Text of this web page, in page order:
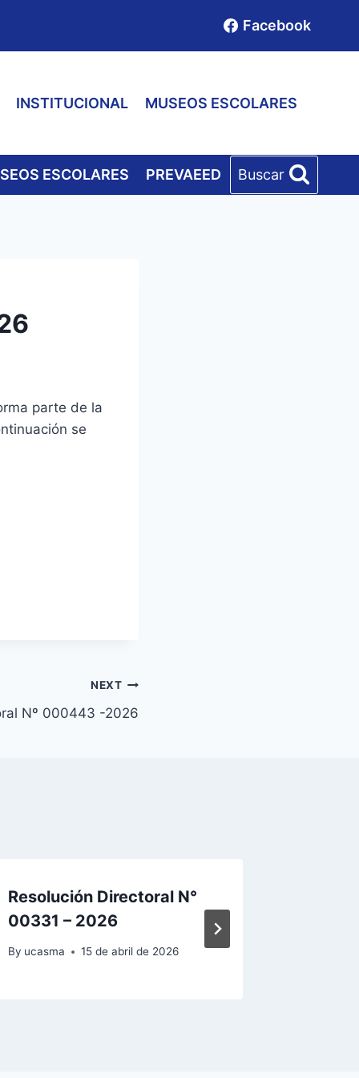
Facebook
INSTITUCIONAL MUSEOS ESCOLARES
ESCOLARES PREVAEED Buscar
parte de la
se
NEXT
Nº 000443 -2026
Resolución Directoral N°
00331 – 2026
By ucasma 15 de abril de 2026